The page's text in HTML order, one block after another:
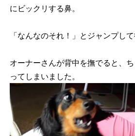
にビックリする鼻。
「なんなのそれ！」とジャンプし
オーナーさんが背中を撫でると、
ってしまいました。